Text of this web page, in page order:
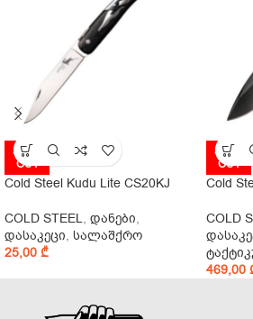
SOLD
OUT
Cold Steel Kudu Lite CS20KJ
COLD STEEL, დანები,
დასაკეცი, სალაშქრო
25,00 ₾
SOLD
OUT
Cold
COLD
469,00